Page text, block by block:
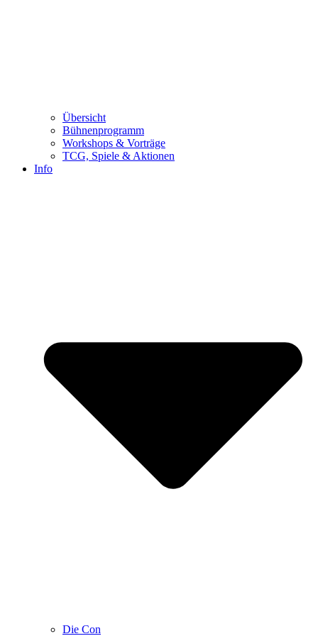
Übersicht
Bühnenprogramm
Workshops & Vorträge
TCG, Spiele & Aktionen
Info
Die Con